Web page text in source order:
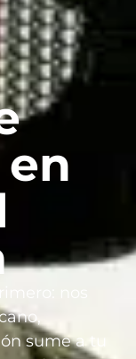
nos
sume a tu